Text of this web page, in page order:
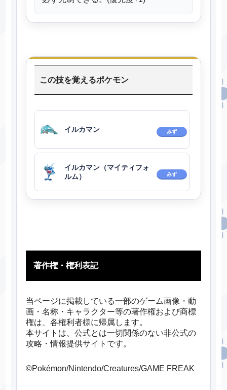
この技を覚えるポケモン
イルカマン みず
イルカマン（マイティフォ
ルム）
みず
著作権・権利表記
当ページに掲載している一部のゲーム画像・動
画・名称・キャラクター等の著作権および商標
権は、各権利者様に帰属します。
本サイトは、公式とは一切関係のない非公式の
攻略・情報提供サイトです。
©Pokémon/Nintendo/Creatures/GAME FREAK